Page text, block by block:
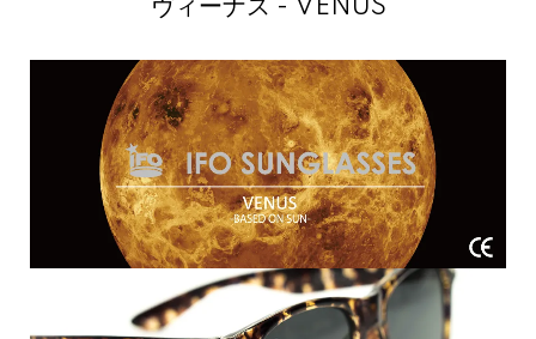
ヴィーナス - VENUS